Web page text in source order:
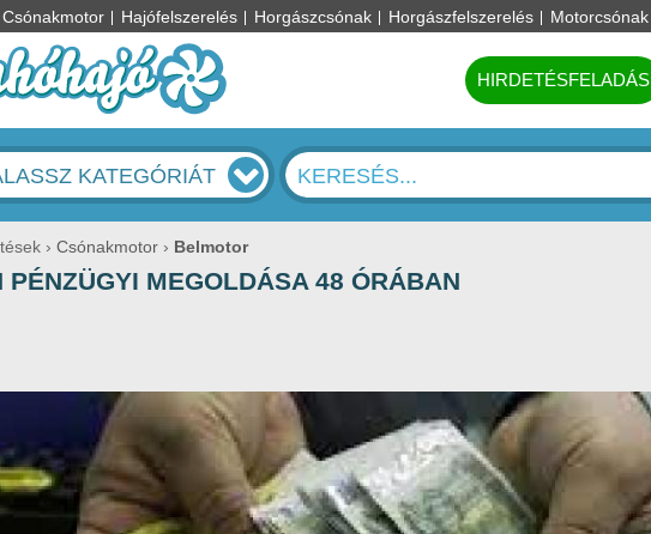
Csónakmotor Hajófelszerelés Horgászcsónak Horgászfelszerelés Motorcsónak
HIRDETÉSFELADÁS
KATEGÓRIÁT
Csónakmotor Belmotor
PÉNZÜGYI MEGOLDÁSA 48 ÓRÁBAN